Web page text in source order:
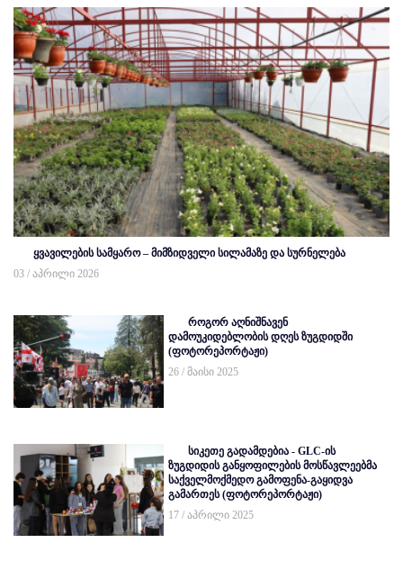
ყვავილების სამყარო – მიმზიდველი სილამაზე და სურნელება
03 / აპრილი 2026
როგორ აღნიშნავენ
დამოუკიდებლობის დღეს ზუგდიდში
(ფოტორეპორტაჟი)
26 / მაისი 2025
სიკეთე გადამდებია - GLC-ის
ზუგდიდის განყოფილების მოსწავლეებმა
საქველმოქმედო გამოფენა-გაყიდვა
გამართეს (ფოტორეპორტაჟი)
17 / აპრილი 2025